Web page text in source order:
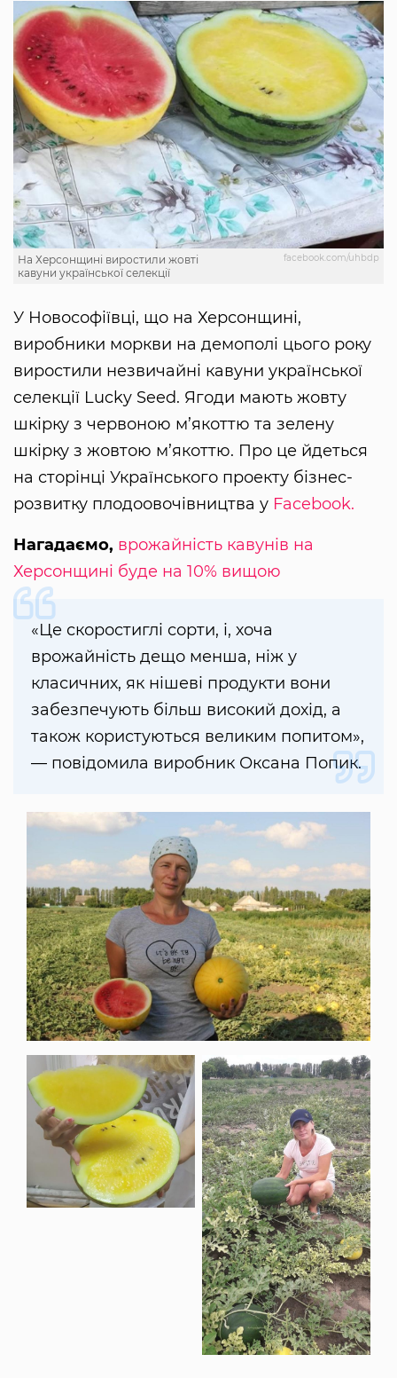
facebook.com/uhbdp
На Херсонщині виростили жовті
кавуни української селекції
У Новософіївці, що на Херсонщині,
виробники моркви на демополі цього року
виростили незвичайні кавуни української
селекції Lucky Seed. Ягоди мають жовту
шкірку з червоною м’якоттю та зелену
шкірку з жовтою м’якоттю. Про це йдеться
на сторінці Українського проекту бізнес-
розвитку плодоовочівництва у Facebook.
Нагадаємо, врожайність кавунів на
Херсонщині буде на 10% вищою
«Це скоростиглі сорти, і, хоча
врожайність дещо менша, ніж у
класичних, як нішеві продукти вони
забезпечують більш високий дохід, а
також користуються великим попитом»,
— повідомила виробник Оксана Попик.